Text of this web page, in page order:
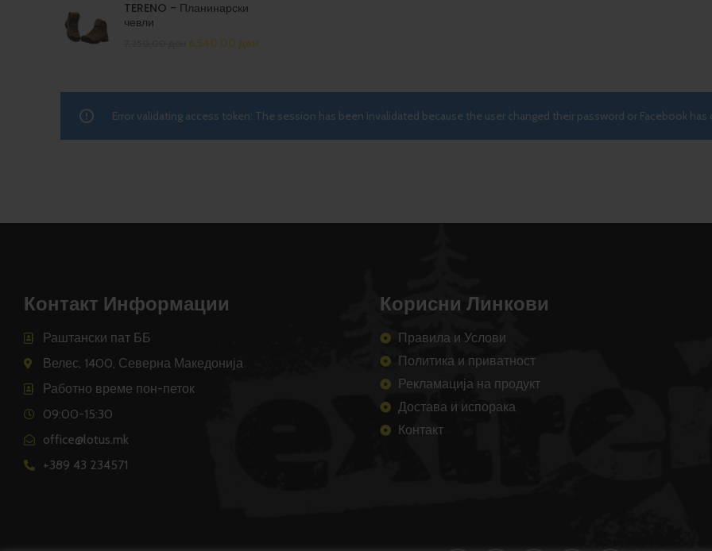
TERENO - Планинарски
чевли
6,540.00 ден
Error validating access token: The session has been invalidated because the user changed their password or Facebook
Контакт Информации
Раштански пат ББ
Велес, 1400, Северна Македонија
Работно време пон-петок
09:00-15:30
office@lotus.mk
+389 43 234571
Корисни Линкови
Правила и Услови
Политика и приватност
Рекламација на продукт
Достава и испорака
Контакт